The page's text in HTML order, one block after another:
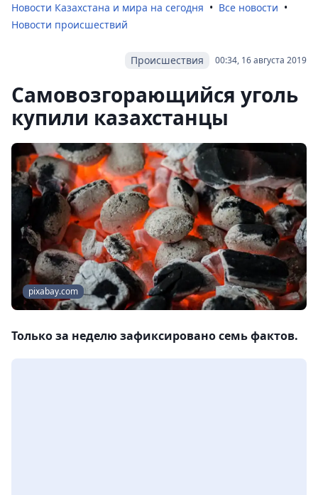
Новости Казахстана и мира на сегодня
Все новости
Новости происшествий
00:34, 16 августа 2019
Происшествия
Самовозгорающийся уголь
купили казахстанцы
pixabay.com
Только за неделю зафиксировано семь фактов.